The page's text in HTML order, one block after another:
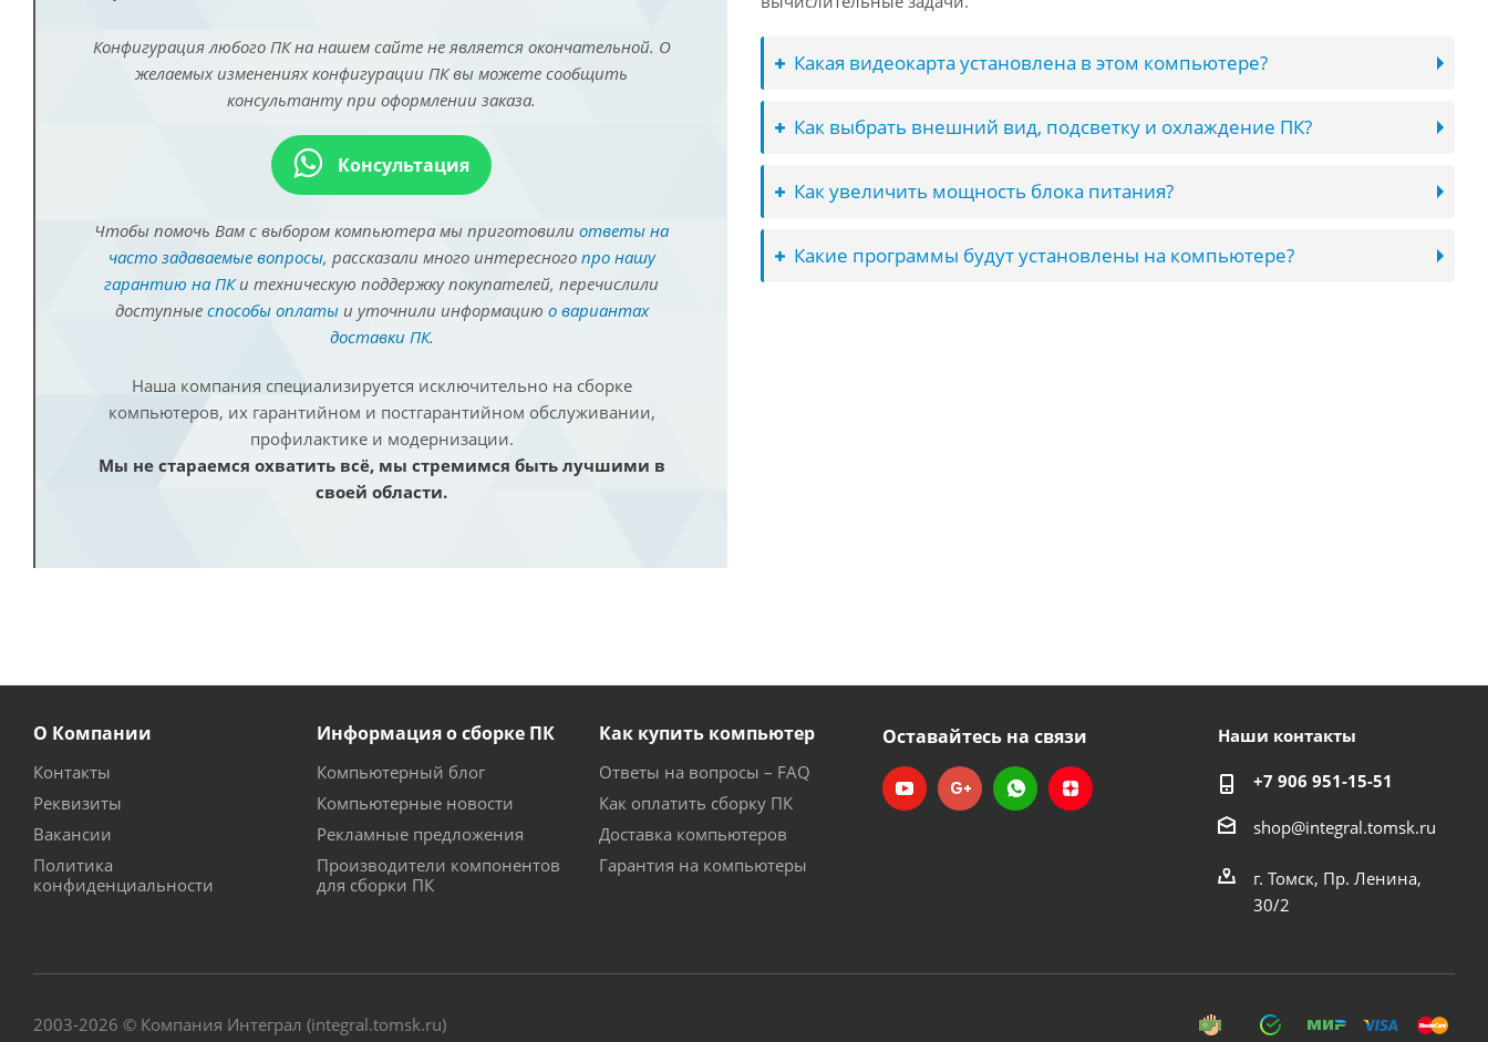
Конфигурация любого ПК на нашем сайте не является окончательной. О
желаемых изменениях конфигурации ПК вы можете сообщить
консультанту при оформлении заказа.
Консультация
Чтобы помочь Вам с выбором компьютера мы приготовили ответы на
часто задаваемые вопросы, рассказали много интересного про нашу
гарантию на ПКи техническую поддержку покупателей, перечислили
доступные способы оплатыи уточнили информацию о вариантах
доставки ПК.
Наша компания специализируется исключительно на сборке
компьютеров, их гарантийном и постгарантийном обслуживании,
профилактике и модернизации.
Мы не стараемся охватить всё, мы стремимся быть лучшими в
своей области.
Какая видеокарта установлена в этом компьютере?
Как выбрать внешний вид, подсветку и охлаждение ПК?
Как увеличить мощность блока питания?
Какие программы будут установлены на компьютере?
О Компании
Контакты
Реквизиты
Вакансии
Политика
конфиденциальности
Информация о сборке ПК
Компьютерный блог
Компьютерные новости
Рекламные предложения
Производители компонентов
для сборки ПК
Как купить компьютер
Ответы на вопросы – FAQ
Как оплатить сборку ПК
Доставка компьютеров
Гарантия на компьютеры
Оставайтесь на связи Наши контакты
+7 906 951-15-51
shop@integral.tomsk.ru
г. Томск, Пр. Ленина,
30/2
2003-2026 © Компания Интеграл (integral.tomsk.ru)